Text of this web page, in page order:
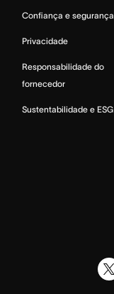
Confiança e segurança
Privacidade
Responsabilidade do
fornecedor
Sustentabilidade e ESG